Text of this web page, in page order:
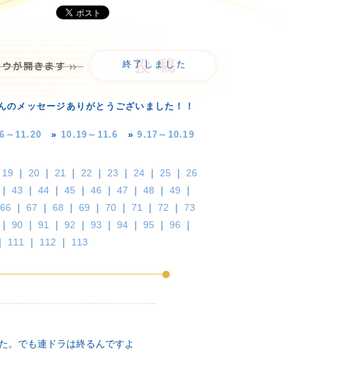
終了しました
メッセージありがとうございました！！
～11.20 » 10.19～11.6 »9.17～10.19
19 ｜ 20 ｜ 21 ｜ 22 ｜ 23 ｜ 24 ｜ 25 ｜ 26
｜ 43 ｜ 44 ｜ 45 ｜ 46 ｜ 47 ｜ 48 ｜ 49 ｜
66 ｜ 67 ｜ 68 ｜ 69 ｜ 70 ｜ 71 ｜ 72 ｜ 73
｜ 90 ｜ 91 ｜ 92 ｜ 93 ｜ 94 ｜ 95 ｜ 96 ｜
111 ｜ 112 ｜ 113
。でも連ドラは終るんですよ